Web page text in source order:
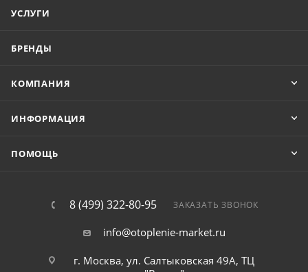
УСЛУГИ
БРЕНДЫ
КОМПАНИЯ
ИНФОРМАЦИЯ
ПОМОЩЬ
8 (499) 322-80-95 ЗАКАЗАТЬ ЗВОНОК
info@otoplenie-market.ru
г. Москва, ул. Салтыковская 49А, ТЦ